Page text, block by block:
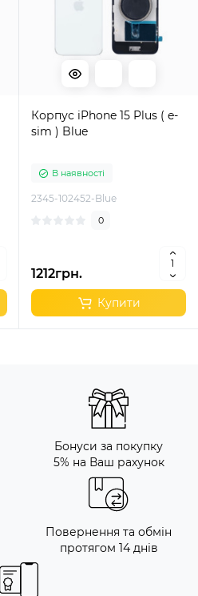
Корпус iPhone 15 Plus ( e-
sim ) Blue
В наявності
2345-102452-Blue
0
1212грн.
Купити
Бонуси за покупку
5% на Ваш рахунок
Повернення та обмін
протягом 14 днів